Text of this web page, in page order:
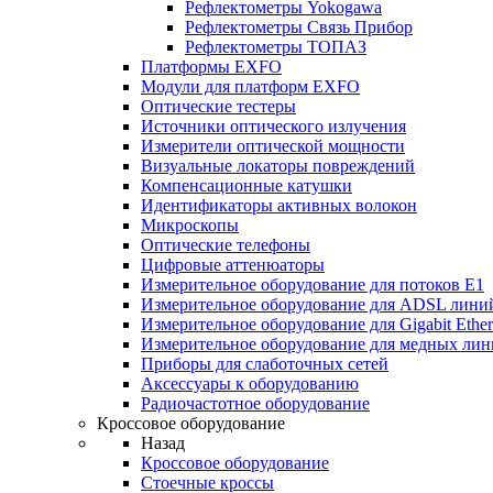
Рефлектометры Yokogawa
Рефлектометры Связь Прибор
Рефлектометры ТОПАЗ
Платформы EXFO
Модули для платформ EXFO
Оптические тестеры
Источники оптического излучения
Измерители оптической мощности
Визуальные локаторы повреждений
Компенсационные катушки
Идентификаторы активных волокон
Микроскопы
Оптические телефоны
Цифровые аттенюаторы
Измерительное оборудование для потоков Е1
Измерительное оборудование для ADSL
Измерительное оборудование для Gigabit
Измерительное оборудование для медных
Приборы для слаботочных сетей
Аксессуары к оборудованию
Радиочастотное оборудование
Кроссовое оборудование
Назад
Кроссовое оборудование
Стоечные кроссы